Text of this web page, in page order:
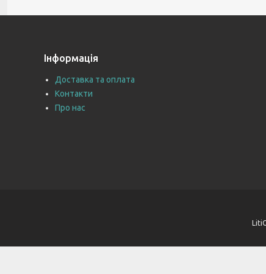
Інформація
Доставка та оплата
Контакти
Про нас